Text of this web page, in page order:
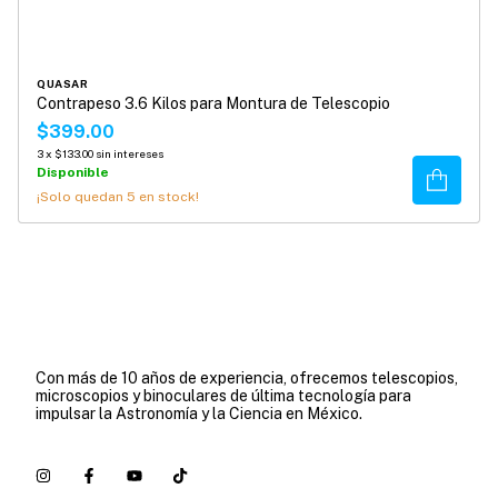
QUASAR
Contrapeso 3.6 Kilos para Montura de Telescopio
$399.00
3x $133.00 sin intereses
Disponible
¡Solo quedan 5 en stock!
Comprar
Con más de 10 años de experiencia, ofrecemos telescopios,
microscopios y binoculares de última tecnología para
impulsar la Astronomía y la Ciencia en México.